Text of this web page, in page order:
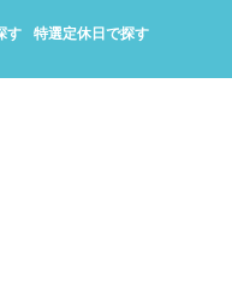
す
特選定休日で探す